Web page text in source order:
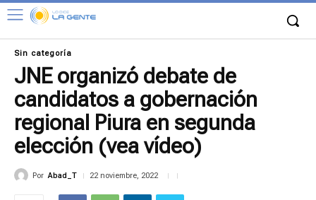
Sin categoría
JNE organizó debate de
candidatos a gobernación
regional Piura en segunda
elección (vea vídeo)
Por Abad_T 22 noviembre, 2022